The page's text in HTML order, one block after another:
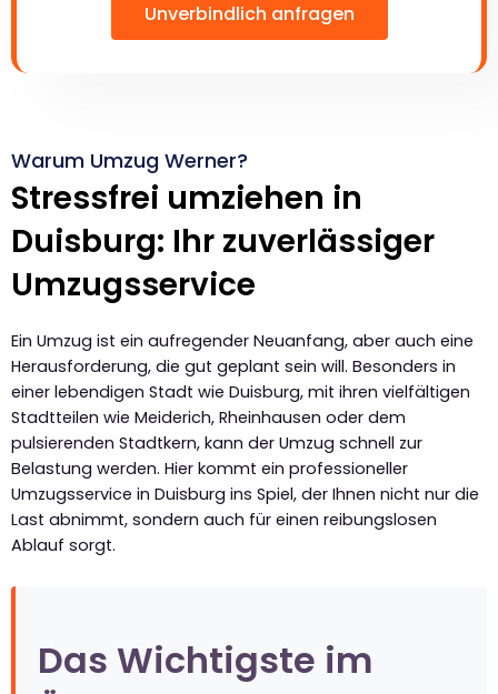
Unverbindlich anfragen
Warum Umzug Werner?
Stressfrei umziehen in
Duisburg: Ihr zuverlässiger
Umzugsservice
Ein Umzug ist ein aufregender Neuanfang, aber auch eine
Herausforderung, die gut geplant sein will. Besonders in
einer lebendigen Stadt wie Duisburg, mit ihren vielfältigen
Stadtteilen wie Meiderich, Rheinhausen oder dem
pulsierenden Stadtkern, kann der Umzug schnell zur
Belastung werden. Hier kommt ein professioneller
Umzugsservice in Duisburg ins Spiel, der Ihnen nicht nur die
Last abnimmt, sondern auch für einen reibungslosen
Ablauf sorgt.
Das Wichtigste im